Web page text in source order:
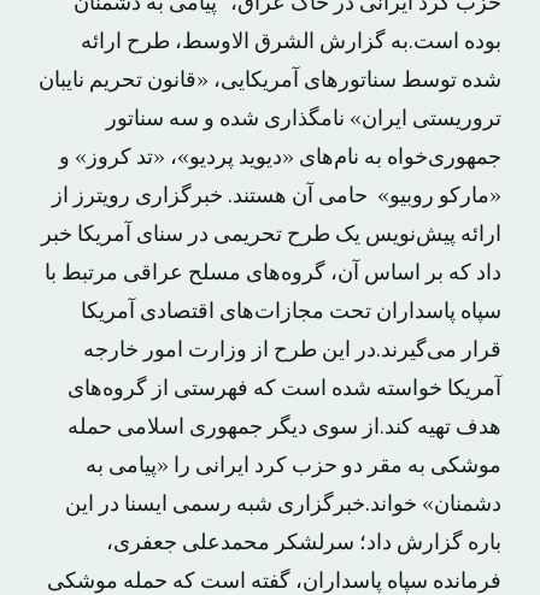
بوده است.به گزارش الشرق الاوسط، طرح ارائه
شده توسط سناتورهای آمریکایی، «قانون تحریم نایبان
تروریستی ایران» نامگذاری شده و سه سناتور
جمهوری‌خواه به نام‌های «دیوید پردیو»،‌ «تد کروز» و
«مارکو روبیو» حامی آن هستند. خبرگزاری رویترز از
ارائه پیش‌نویس یک طرح تحریمی در سنای آمریکا خبر
داد که بر اساس آن، گروه‌های مسلح عراقی مرتبط با
سپاه پاسداران تحت مجازات‌های اقتصادی آمریکا
قرار می‌گیرند.در این طرح از وزارت امور خارجه
آمریکا خواسته شده است که فهرستی از گروه‌های
هدف تهیه کند.از سوی دیگر جمهوری اسلامی حمله
موشکی به مقر دو حزب کرد ایرانی را «پیامی به
دشمنان» خواند.خبرگزاری شبه رسمی ایسنا در این
باره گزارش داد؛ سرلشکر محمدعلی جعفری،
فرمانده سپاه پاسداران، گفته است که حمله موشکی